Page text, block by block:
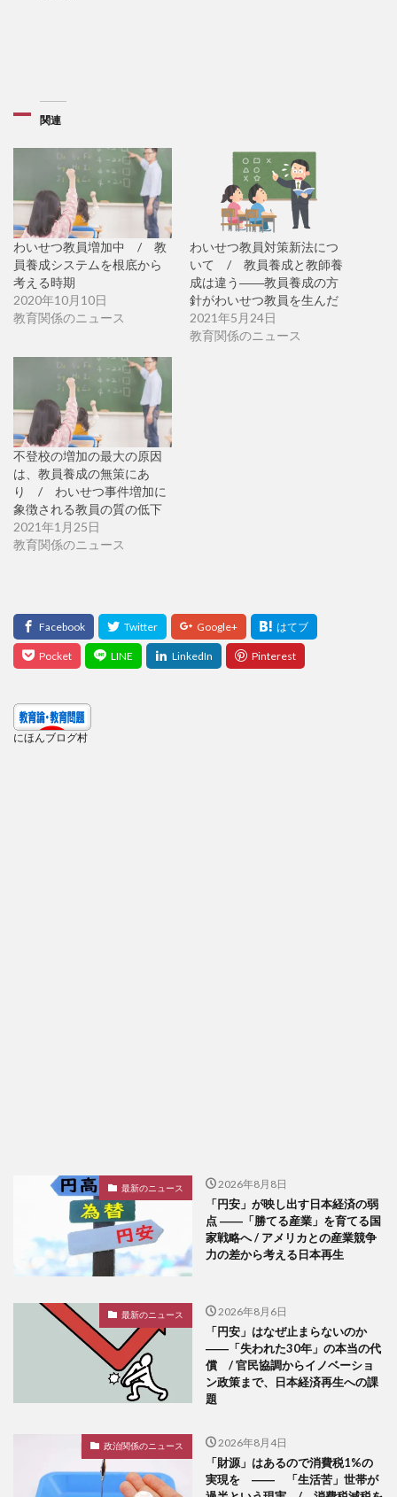
関連
わいせつ教員増加中 / 教
員養成システムを根底から
考える時期
2020年10月10日
教育関係のニュース
わいせつ教員対策新法につ
いて / 教員養成と教師養
成は違う――教員養成の方
針がわいせつ教員を生んだ
2021年5月24日
教育関係のニュース
不登校の増加の最大の原因
は、教員養成の無策にあ
り / わいせつ事件増加に
象徴される教員の質の低下
2021年1月25日
教育関係のニュース
にほんブログ村
最新のニュース 2026年8月8日
「円安」が映し出す日本経済の弱
点 ――「勝てる産業」を育てる国
家戦略へ / アメリカとの産業競争
力の差から考える日本再生
最新のニュース 2026年8月6日
「円安」はなぜ止まらないのか
――「失われた30年」の本当の代
償 / 官民協調からイノベーショ
ン政策まで、日本経済再生への課
題
政治関係のニュース 2026年8月4日
「財源」はあるので消費税1%の
実現を ―― 「生活苦」世帯が